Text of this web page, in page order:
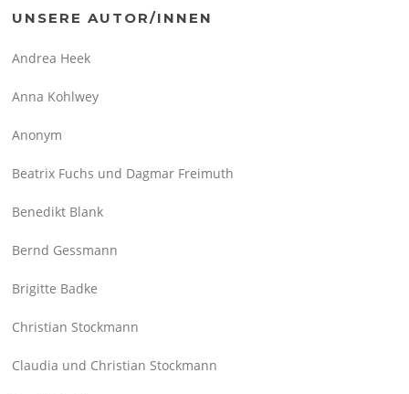
UNSERE AUTOR/INNEN
Andrea Heek
Anna Kohlwey
Anonym
Beatrix Fuchs und Dagmar Freimuth
Benedikt Blank
Bernd Gessmann
Brigitte Badke
Christian Stockmann
Claudia und Christian Stockmann